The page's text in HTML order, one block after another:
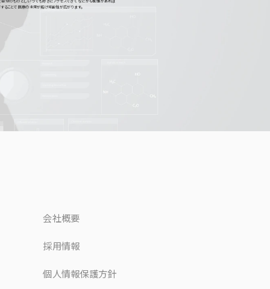
ることで 医療の未来が拓け可能性が広がります。
会社概要
採用情報
個人情報保護方針